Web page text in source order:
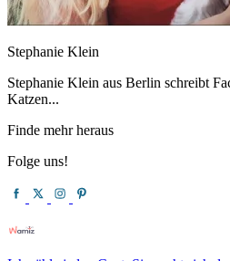
Stephanie Klein
Stephanie Klein aus Berlin schreibt
Katzen...
Finde mehr heraus
Folge uns!